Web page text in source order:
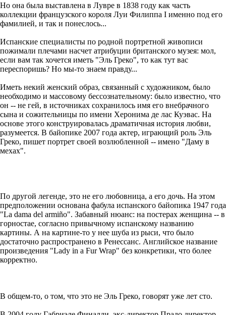
Но она была выставлена ​​в Лувре в 1838 году как часть
коллекции французского короля Луи Филиппа I именно под его
фамилией, и так и понеслось...
Испанские специалисты по родной портретной живописи
пожимали плечами насчет атрибуции британского музея: мол,
если вам так хочется иметь "Эль Греко", то как тут вас
переспоришь? Но мы-то знаем правду...
Иметь некий женский образ, связанный с художником, было
необходимо и массовому бессознательному: было известно, что
он -- не гей, в источниках сохранилось имя его внебрачного
сына и сожительницы по имени Херонима де лас Куэвас. На
основе этого конструировалась драматичная история любви,
разумеется. В байопике 2007 года актер, играющий роль Эль
Греко, пишет портрет своей возлюбленной -- имено "Даму в
мехах".
По другой легенде, это не его любовница, а его дочь. На этом
предположении основана фабула испанского байопика 1947 года
"La dama del armiño". Забавный нюанс: на постерах женщина -- в
горностае, согласно привычному испанскому названию
картины. А на картине-то у нее шуба из рыси, что было
достаточно распространено в Ренессанс. Английское название
произведения "Lady in a Fur Wrap" без конкретики, что более
корректно.
В общем-то, о том, что это не Эль Греко, говорят уже лет сто.